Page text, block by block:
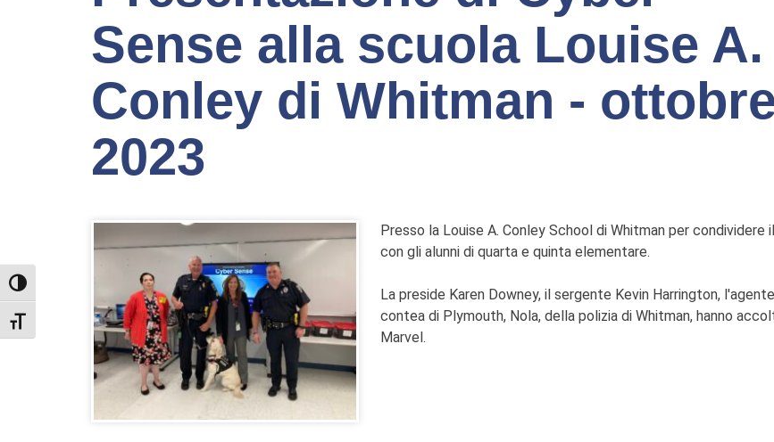
TOGGLE HIGH CONTRAST
TOGGLE FONT SIZE
Sense alla scuola Louise A.
Conley di Whitman -
2023
Presso la Louise A. Conley School di Whitman per
con gli alunni di quarta e quinta elementare.
La preside Karen Downey, il sergente Kevin Harrington,
contea di Plymouth, Nola, della polizia di Whitman, hanno
Marvel.